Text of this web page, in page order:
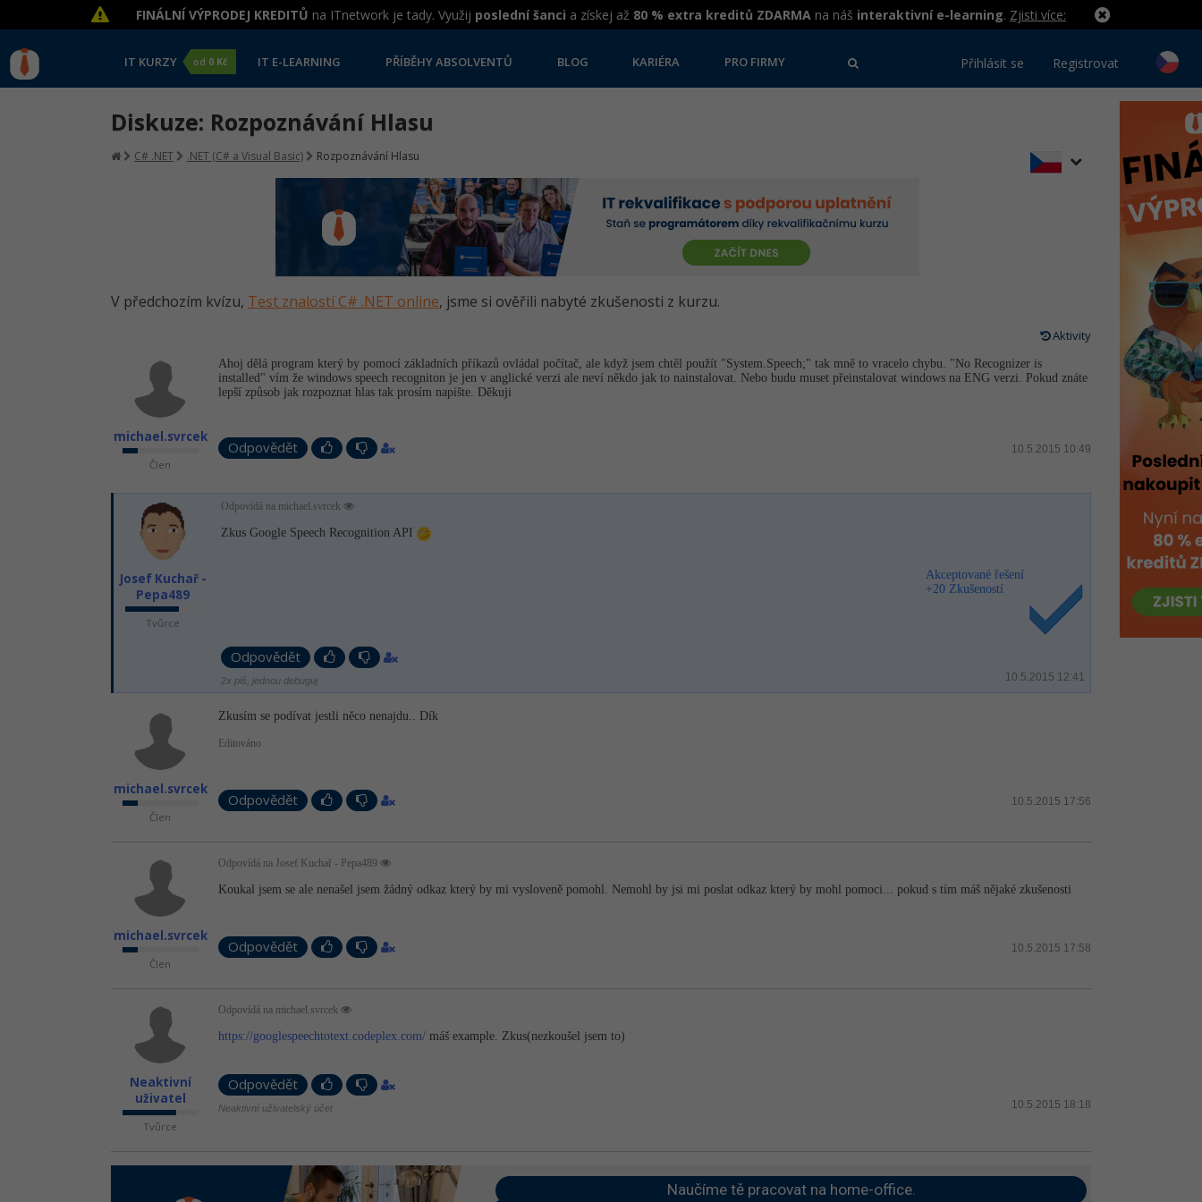
FINÁLNÍ VÝPRODEJ KREDITŮ na ITnetwork je tady. Využij poslední šanci a získej až 80 % extra kreditů ZDARMA na náš interaktivní e-learning. Zjisti více:
IT KURZY od 0 Kč IT E-LEARNING PŘÍBĚHY ABSOLVENTŮ BLOG KARIÉRA PRO FIRMY Přihlásit se Registrovat
Diskuze: Rozpoznávání Hlasu
C# .NET .NET (C# a Visual Basic) Rozpoznávání Hlasu
V předchozím kvízu, Test znalostí C# .NET online, jsme si ověřili nabyté zkušenosti z kurzu.
Aktivity
michael.svrcek
Člen
Ahoj dělá program který by pomocí základních příkazů ovládal počítač, ale když jsem chtěl použít "System.Speech;" tak mně to vracelo chybu. "No Recognizer is
installed" vím že windows speech recogniton je jen v anglické verzi ale neví někdo jak to nainstalovat. Nebo budu muset přeinstalovat windows na ENG verzi. Pokud znáte
lepší způsob jak rozpoznat hlas tak prosím napište. Děkuji
Odpovědět 10.5.2015 10:49
Josef Kuchař -
Pepa489
Tvůrce
Odpovídá na michael.svrcek
Zkus Google Speech Recognition API
Akceptované řešení
+20 Zkušeností
Odpovědět
10.5.2015 12:41
2x piš, jednou debuguj
michael.svrcek
Člen
Zkusím se podívat jestli něco nenajdu.. Dík
Editováno
Odpovědět 10.5.2015 17:56
michael.svrcek
Člen
Odpovídá na Josef Kuchař - Pepa489
Koukal jsem se ale nenašel jsem žádný odkaz který by mi vysloveně pomohl. Nemohl by jsi mi poslat odkaz který by mohl pomoci... pokud s tím máš nějaké zkušenosti
Odpovědět 10.5.2015 17:58
Neaktivní
uživatel
Tvůrce
Odpovídá na michael.svrcek
https://googlespeechtotext.codeplex.com/ máš example. Zkus(nezkoušel jsem to)
Odpovědět
10.5.2015 18:18
Neaktivní uživatelský účet
Naučíme tě pracovat na home-office.